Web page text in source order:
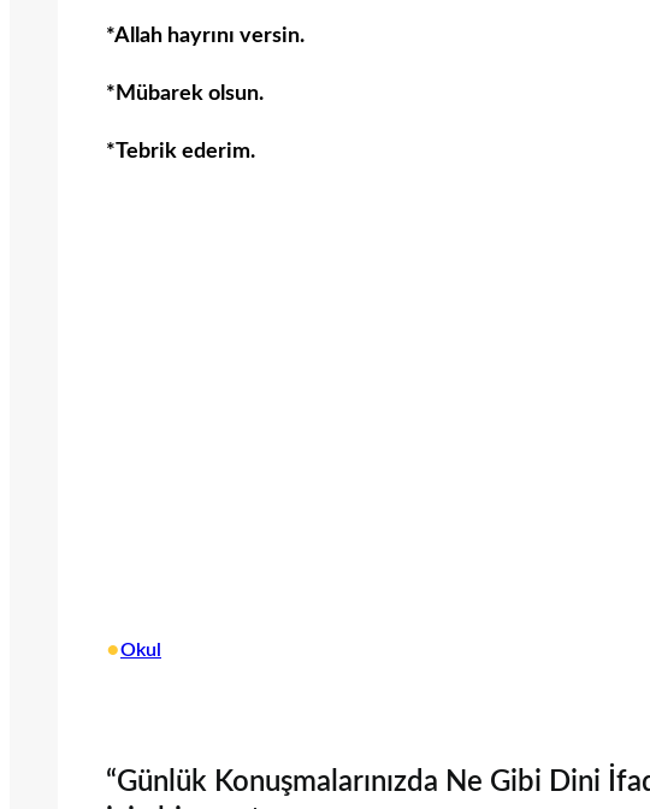
*Allah hayrını versin.
*Mübarek olsun.
*Tebrik ederim.
•Okul
“Günlük Konuşmalarınızda Ne Gibi Dini